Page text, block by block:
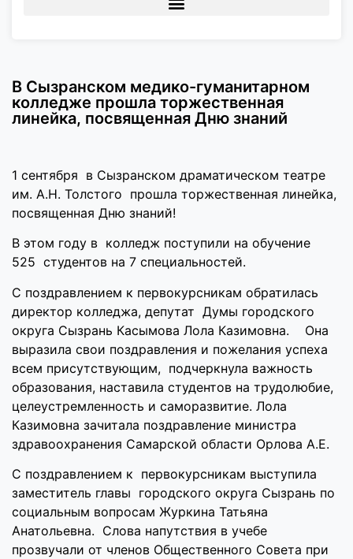
В Сызранском медико-гуманитарном
колледже прошла торжественная
линейка, посвященная Дню знаний
1 сентября в Сызранском драматическом театре
им. А.Н. Толстого прошла торжественная линейка,
посвященная Дню знаний!
В этом году в колледж поступили на обучение
525 студентов на 7 специальностей.
С поздравлением к первокурсникам обратилась
директор колледжа, депутат Думы городского
округа Сызрань Касымова Лола Казимовна. Она
выразила свои поздравления и пожелания успеха
всем присутствующим, подчеркнула важность
образования, наставила студентов на трудолюбие,
целеустремленность и саморазвитие. Лола
Казимовна зачитала поздравление министра
здравоохранения Самарской области Орлова А.Е.
С поздравлением к первокурсникам выступила
заместитель главы городского округа Сызрань по
социальным вопросам Журкина Татьяна
Анатольевна. Слова напутствия в учебе
прозвучали от членов Общественного Совета при